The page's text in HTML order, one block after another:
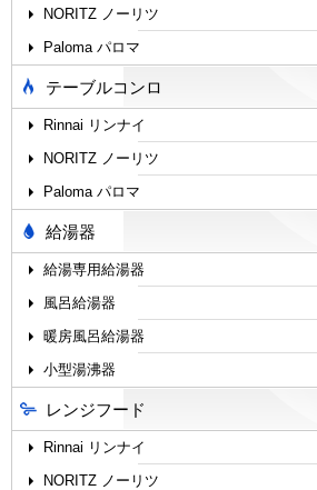
NORITZ ノーリツ
Paloma パロマ
テーブルコンロ
Rinnai リンナイ
NORITZ ノーリツ
Paloma パロマ
給湯器
給湯専用給湯器
風呂給湯器
暖房風呂給湯器
小型湯沸器
レンジフード
Rinnai リンナイ
NORITZ ノーリツ